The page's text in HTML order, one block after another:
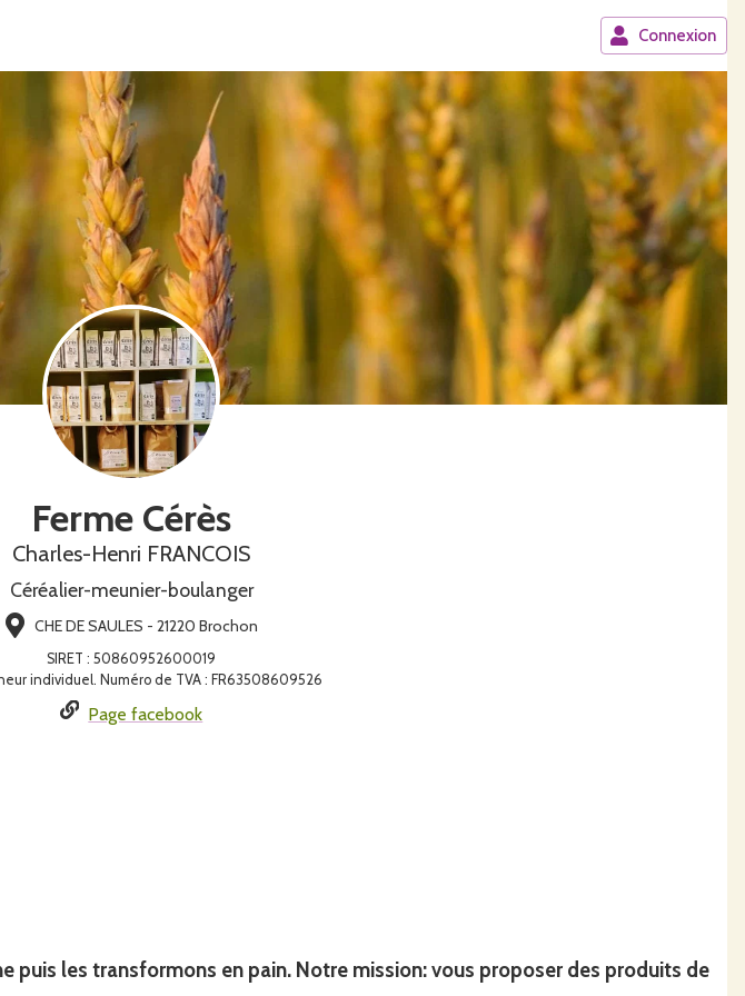
Connexion
Ferme Cérès
Charles-Henri FRANCOIS
Céréalier-meunier-boulanger
CHE DE SAULES - 21220 Brochon
SIRET : 50860952600019
individuel. Numéro de TVA : FR63508609526
Page facebook
puis les transformons en pain. Notre mission: vous proposer des produits de